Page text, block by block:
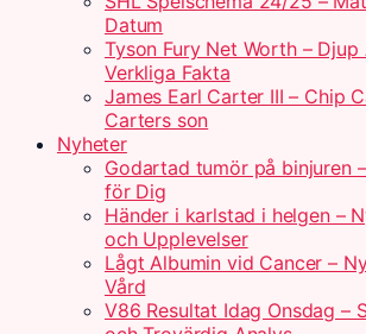
Datum
Tyson Fury Net Worth – Djup
Verkliga Fakta
James Earl Carter III – Chip
Carters son
Nyheter
Godartad tumör på binjuren
för Dig
Händer i karlstad i helgen –
och Upplevelser
Lågt Albumin vid Cancer –
Vård
V86 Resultat Idag Onsdag –